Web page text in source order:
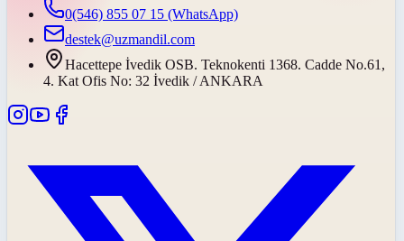
0(546) 855 07 15 (WhatsApp)
destek@uzmandil.com
Hacettepe İvedik OSB. Teknokenti 1368. Cadde No.61,
4. Kat Ofis No: 32 İvedik / ANKARA